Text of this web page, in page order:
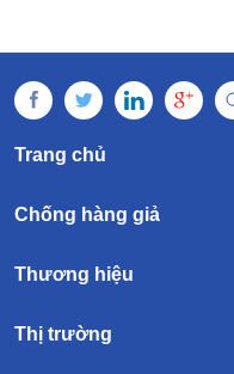
Trang chủ
Chống hàng giả
Thương hiệu
Thị trường